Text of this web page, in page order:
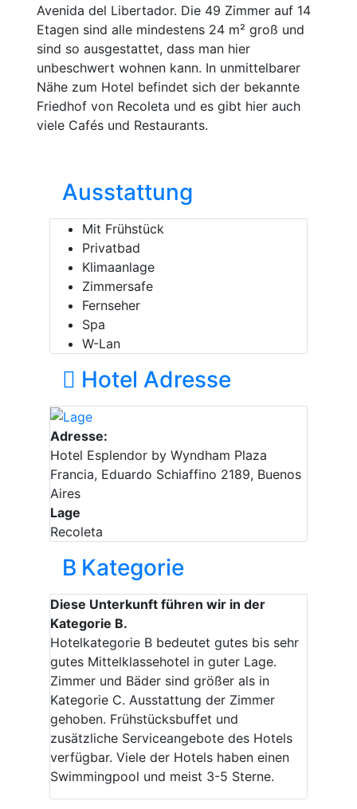
Avenida del Libertador. Die 49 Zimmer auf 14
Etagen sind alle mindestens 24 m² groß und
sind so ausgestattet, dass man hier
unbeschwert wohnen kann. In unmittelbarer
Nähe zum Hotel befindet sich der bekannte
Friedhof von Recoleta und es gibt hier auch
viele Cafés und Restaurants.
Ausstattung
Mit Frühstück
Privatbad
Klimaanlage
Zimmersafe
Fernseher
Spa
W-Lan
Hotel Adresse
Adresse:
Hotel Esplendor by Wyndham Plaza
Francia, Eduardo Schiaffino 2189, Buenos
Aires
Lage
Recoleta
B Kategorie
Diese Unterkunft führen wir in der
Kategorie B.
Hotelkategorie B bedeutet gutes bis sehr
gutes Mittelklassehotel in guter Lage.
Zimmer und Bäder sind größer als in
Kategorie C. Ausstattung der Zimmer
gehoben. Frühstücksbuffet und
zusätzliche Serviceangebote des Hotels
verfügbar. Viele der Hotels haben einen
Swimmingpool und meist 3-5 Sterne.